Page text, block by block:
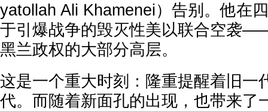
yatollah Ali Khamenei）告别。他在
于引爆战争的毁灭性美以联合空袭
黑兰政权的大部分高层。
这是一个重大时刻：隆重提醒着旧一
代。而随着新面孔的出现，也带来了